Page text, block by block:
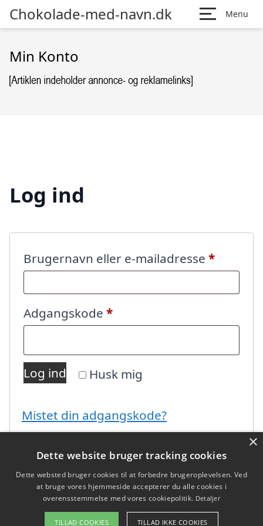
Chokolade-med-navn.dk Menu
Min Konto
Log ind
Brugernavn eller e-mailadresse *
Adgangskode *Påkrævet
Husk mig
Log ind
Mistet din adgangskode?
×
Dette website bruger tracking cookies
Dette websted bruger cookies til at forbedre brugeroplevelsen. Ved
at bruge vores hjemmeside accepterer du alle cookies i
overensstemmelse med vores cookiepolitik. Detaljer
TILLAD COOKIES TILLAD IKKE COOKIES